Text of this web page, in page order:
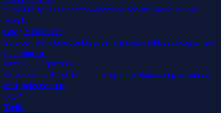
Surveille tous les changements de ton site avec le SEO
Monitor.
Google Discover
Suis ton trafic Google Discover dans un dashboard conçu rien
que pour ça.
Outils SEO gratuits
Collez une URL, obtenez une réponse. Sans compte, sans e-
mail, sans pop-up.
MCP
Tarifs